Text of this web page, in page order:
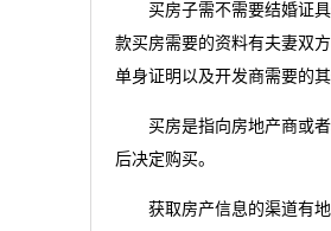
买房子需不需要结婚证具
款买房需要的资料有夫妻双
单身证明以及开发商需要的其
买房是指向房地产商或者
后决定购买。
获取房产信息的渠道有地